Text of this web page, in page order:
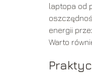
laptopa od
energii
Warto